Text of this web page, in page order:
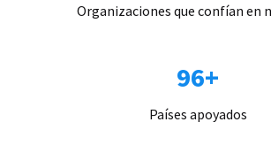
Organizaciones que confían en
96+
Países apoyados